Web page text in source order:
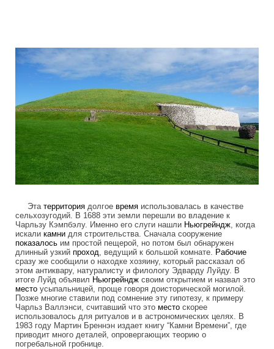
Эта территория долгое время использовалась в качестве
сельхозугодий. В 1688 эти земли перешли во владение к
Чарльзу Кэмпбэлу. Именно его слуги нашли Ньюгрейндж , когда
искали камни для строительства. Сначала сооружение
показалось им простой пещерой, но потом был обнаружен
длинный узкий проход , ведущий к большой комнате. Рабочие
сразу же сообщили о находке хозяину, который рассказал об
этом антиквару, натуралисту и филологу Эдварду Луйду. В
итоге Луйд объявил Ньюгрейндж своим открытием и назвал это
место усыпальницей, проще говоря доисторической могилой.
Позже многие ставили под сомнение эту гипотезу, к примеру
Чарльз Валлэнси, считавший что это место скорее
использовалось для ритуалов и в астрономических целях. В
1983 году Мартин Бреннэн издает книгу “Камни Времени”, где
приводит много деталей, опровергающих теорию о
погребальной гробнице.